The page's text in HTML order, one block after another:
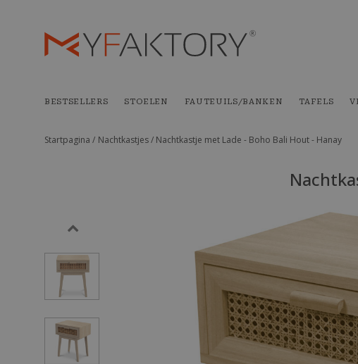
BESTSELLERS STOELEN FAUTEUILS/BANKEN TAFELS
Startpagina / Nachtkastjes / Nachtkastje met Lade - Boho Bali Hout - Hanay